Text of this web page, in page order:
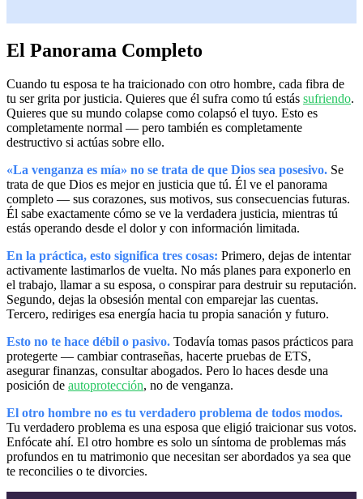
El Panorama Completo
Cuando tu esposa te ha traicionado con otro hombre, cada fibra de
tu ser grita por justicia. Quieres que él sufra como tú estás sufriendo.
Quieres que su mundo colapse como colapsó el tuyo. Esto es
completamente normal — pero también es completamente
destructivo si actúas sobre ello.
«La venganza es mía» no se trata de que Dios sea posesivo. Se
trata de que Dios es mejor en justicia que tú. Él ve el panorama
completo — sus corazones, sus motivos, sus consecuencias futuras.
Él sabe exactamente cómo se ve la verdadera justicia, mientras tú
estás operando desde el dolor y con información limitada.
En la práctica, esto significa tres cosas: Primero, dejas de intentar
activamente lastimarlos de vuelta. No más planes para exponerlo en
el trabajo, llamar a su esposa, o conspirar para destruir su reputación.
Segundo, dejas la obsesión mental con emparejar las cuentas.
Tercero, rediriges esa energía hacia tu propia sanación y futuro.
Esto no te hace débil o pasivo. Todavía tomas pasos prácticos para
protegerte — cambiar contraseñas, hacerte pruebas de ETS,
asegurar finanzas, consultar abogados. Pero lo haces desde una
posición de autoprotección, no de venganza.
El otro hombre no es tu verdadero problema de todos modos.
Tu verdadero problema es una esposa que eligió traicionar sus votos.
Enfócate ahí. El otro hombre es solo un síntoma de problemas más
profundos en tu matrimonio que necesitan ser abordados ya sea que
te reconcilies o te divorcies.